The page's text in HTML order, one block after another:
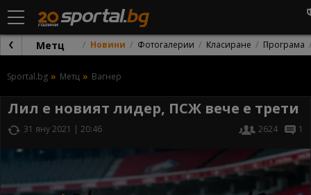
Метц Новини Фотогалерии Класиране Програма
Sportal.bg Метц Вагнер
Лил е новият лидер, ПСЖ вече е трети
31 яну 2021 | 20:46 2624 1